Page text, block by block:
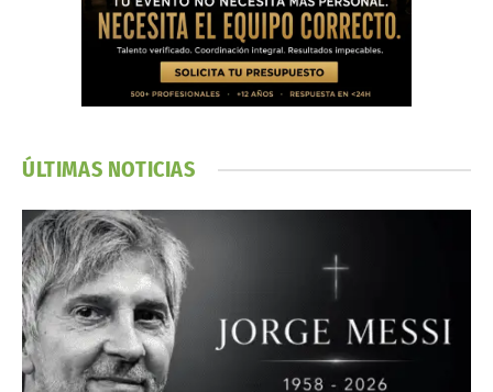
ÚLTIMAS NOTICIAS